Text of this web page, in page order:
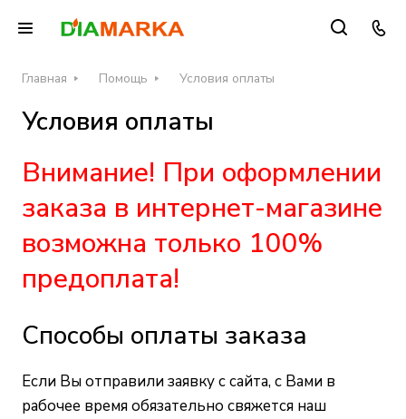
Главная Помощь Условия оплаты
Условия оплаты
Внимание! При оформлении
заказа в интернет-магазине
возможна только 100%
предоплата!
Способы оплаты заказа
Если Вы отправили заявку с сайта, с Вами в
рабочее время обязательно свяжется наш